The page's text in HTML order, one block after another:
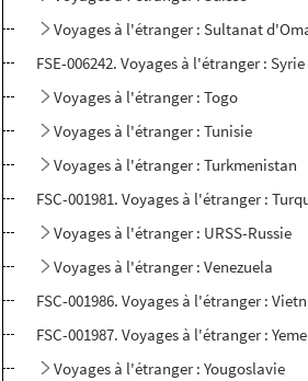
Voyages à l'étranger : Sultanat
FSE-006242. Voyages à l'étranger : Syrie
Voyages à l'étranger : Togo
Voyages à l'étranger : Tunisie
Voyages à l'étranger : Turkmenistan
FSC-001981. Voyages à l'étranger :
Voyages à l'étranger : URSS-Russie
Voyages à l'étranger : Venezuela
FSC-001986. Voyages à l'étranger :
FSC-001987. Voyages à l'étranger :
Voyages à l'étranger : Yougoslavie